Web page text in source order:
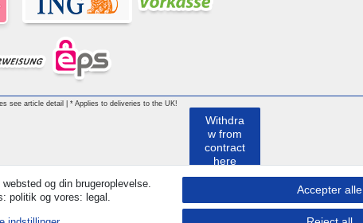
see article detail | * Applies to deliveries to the UK!
og din brugeroplevelse.
politik og vores: legal.
Accepter alle
Withdra
w from
contract
here